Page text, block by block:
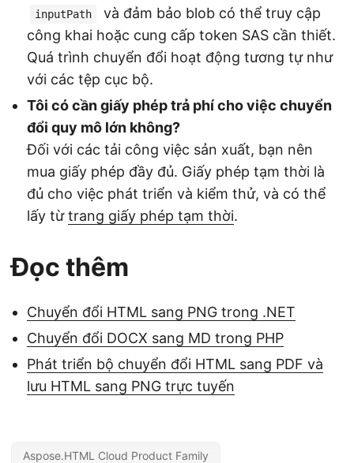
inputPath
và đảm bảo blob có thể truy cập
công khai hoặc cung cấp token SAS cần thiết.
Quá trình chuyển đổi hoạt động tương tự như
với các tệp cục bộ.
Tôi có cần giấy phép trả phí cho việc chuyển
đổi quy mô lớn không?
Đối với các tải công việc sản xuất, bạn nên
mua giấy phép đầy đủ. Giấy phép tạm thời là
đủ cho việc phát triển và kiểm thử, và có thể
lấy từtrang giấy phép tạm thời.
Đọc thêm
Chuyển đổi HTML sang PNG trong .NET
Chuyển đổi DOCX sang MD trong PHP
Phát triển bộ chuyển đổi HTML sang PDF và
lưu HTML sang PNG trực tuyến
Aspose.HTML Cloud Product Family